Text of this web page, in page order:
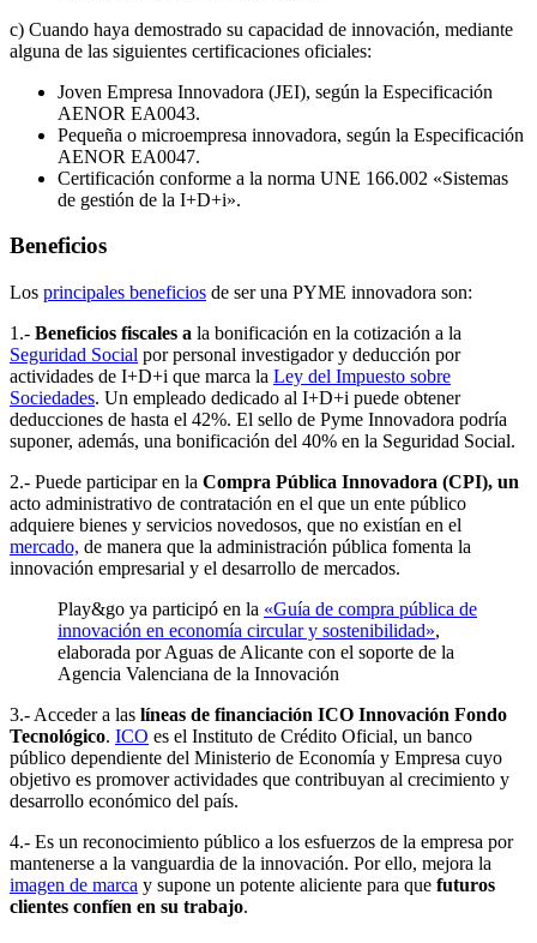
c) Cuando haya demostrado su capacidad de innovación, mediante
alguna de las siguientes certificaciones oficiales:
Joven Empresa Innovadora (JEI), según la Especificación
AENOR EA0043.
Pequeña o microempresa innovadora, según la Especificación
AENOR EA0047.
Certificación conforme a la norma UNE 166.002 «Sistemas
de gestión de la I+D+i».
Beneficios
Los principales beneficios de ser una PYME innovadora son:
1.- Beneficios fiscales a la bonificación en la cotización a la
Seguridad Social por personal investigador y deducción por
actividades de I+D+i que marca la Ley del Impuesto sobre
Sociedades. Un empleado dedicado al I+D+i puede obtener
deducciones de hasta el 42%. El sello de Pyme Innovadora podría
suponer, además, una bonificación del 40% en la Seguridad Social.
2.- Puede participar en la Compra Pública Innovadora (CPI), un
acto administrativo de contratación en el que un ente público
adquiere bienes y servicios novedosos, que no existían en el
mercado, de manera que la administración pública fomenta la
innovación empresarial y el desarrollo de mercados.
Play&go ya participó en la «Guía de compra pública de
innovación en economía circular y sostenibilidad»,
elaborada por Aguas de Alicante con el soporte de la
Agencia Valenciana de la Innovación
3.- Acceder a las líneas de financiación ICO Innovación Fondo
Tecnológico. ICO es el Instituto de Crédito Oficial, un banco
público dependiente del Ministerio de Economía y Empresa cuyo
objetivo es promover actividades que contribuyan al crecimiento y
desarrollo económico del país.
4.- Es un reconocimiento público a los esfuerzos de la empresa por
mantenerse a la vanguardia de la innovación. Por ello, mejora la
imagen de marca y supone un potente aliciente para que futuros
clientes confíen en su trabajo.